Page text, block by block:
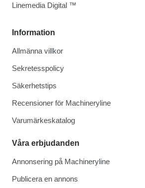
Information
Allmänna villkor
Sekretesspolicy
Säkerhetstips
Recensioner för Machineryline
Varumärkeskatalog
Våra erbjudanden
Annonsering på Machineryline
Publicera en annons
Linemedia Digital ™